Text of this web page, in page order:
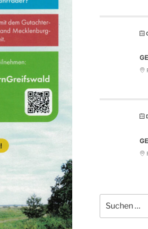
nach: